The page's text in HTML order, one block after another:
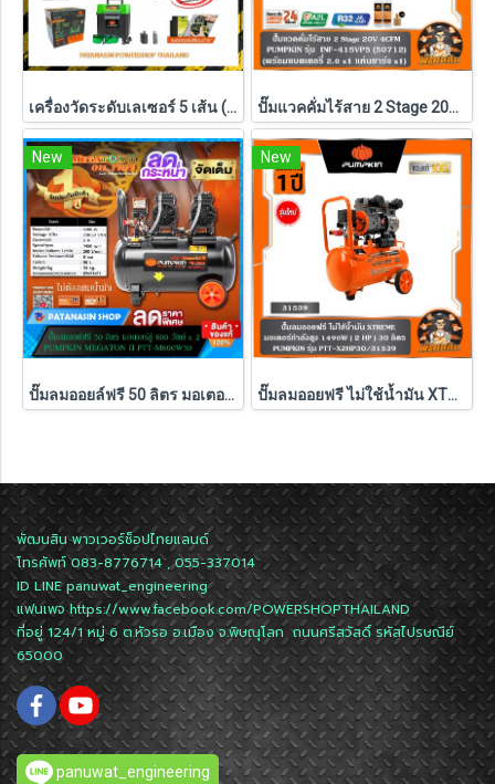
เครื่องวัดระดับเลเซอร์ 5 เส้น (พร้อมชุดขาตั้ง) PUMPKIN แสงสีเขียว รุ่น PTT-LSG5E (28267) ปั๊มแวคคั่มไร้สาย 2 Stage 20V 4CFM INF-415VP5 PUMPKIN (50712) แบตXT 5.0Ahx1 ก้อน ,ตัวเปล่า (50711)
New
ปั๊มลมออยล์ฟรี 50 ลิตร มอเตอร์คู่ 600W x 2 Pumpkin MEGATON II PTT-M600W50 (31543)
New
ปั๊มลมออยฟรี ไม่ใช้น้ำมัน XTREME 1490W ( 30L / 60L / 120L ) PUMPKIN รุ่น PTT-X2HP30/31539 , PTT-X4HP60/31554 , PTT-X6HP120/31555
พัฒนสิน พาวเวอร์ช็อปไทยแลนด์
โทรศัพท์ 083-8776714 , 055-337014
ID LINEpanuwat_engineering
แฟนเพจhttps://www.facebook.com/POWERSHOPTHAILAND
ที่อยู่ 124/1 หมู่ 6 ต.หัวรอ อ.เมือง จ.พิษณุโลก ถนนศรีสวัสดิ์ รหัสไปรษณีย์
65000
panuwat_engineering